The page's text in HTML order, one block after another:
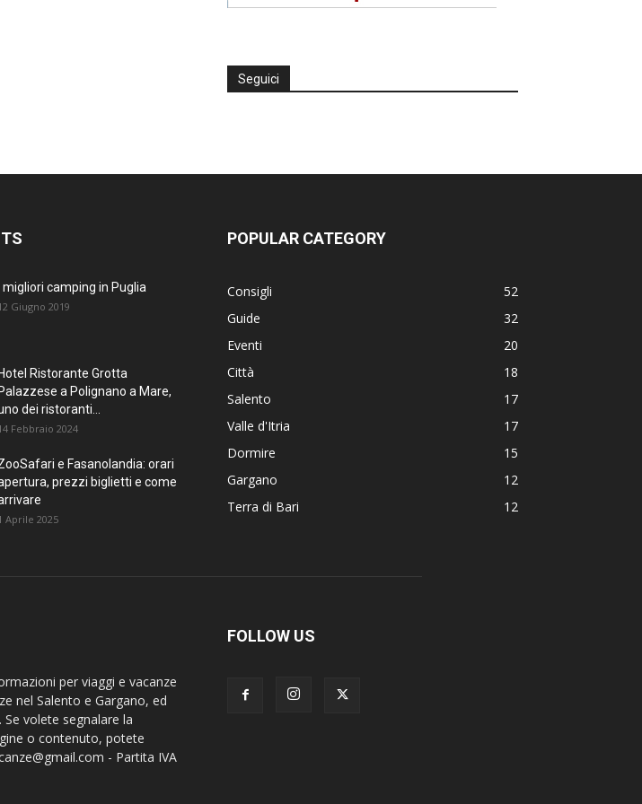
Seguici
I migliori camping in Puglia
Giugno 2019
Hotel Ristorante Grotta
Palazzese a Polignano a Mare,
dei ristoranti...
Febbraio 2024
e Fasanolandia: orari
prezzi biglietti e come
Aprile 2025
POPULAR CATEGORY
Consigli
52
Guide
32
Eventi
20
Città
18
Salento
17
Valle d'Itria
17
Dormire
15
Gargano
12
Terra di Bari
12
per viaggi e vacanze
nel Salento e Gargano, ed
volete segnalare la
o contenuto, potete
- Partita IVA
FOLLOW US